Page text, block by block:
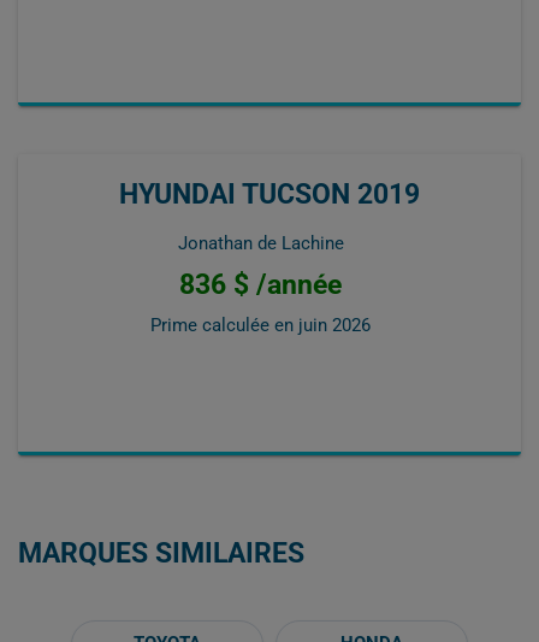
HYUNDAI TUCSON 2019
Jonathan de Lachine
836 $ /année
Prime calculée en juin 2026
MARQUES SIMILAIRES